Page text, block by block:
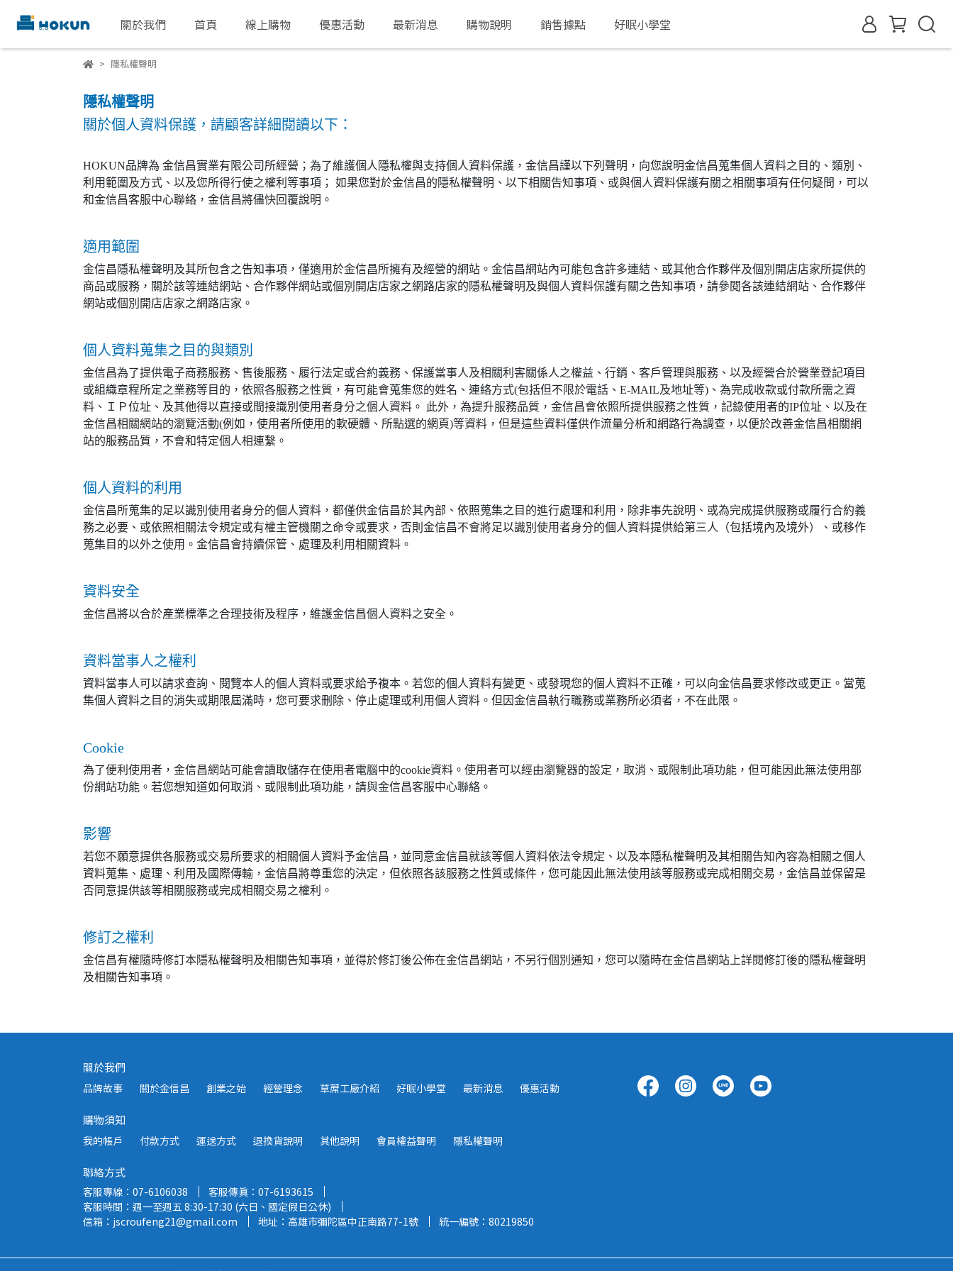
關於我們 首頁 線上購物 優惠活動 最新消息 購物說明 銷售據點 好眠小學堂
隱私權聲明
隱私權聲明
關於個人資料保護，請顧客詳細閱讀以下：
HOKUN品牌為 金信昌實業有限公司所經營；為了維護個人隱私權與支持個人資料保護，金信昌謹以下列聲明，向您說明金信昌蒐集個人資料之目的、類別、
利用範圍及方式、以及您所得行使之權利等事項； 如果您對於金信昌的隱私權聲明、以下相關告知事項、或與個人資料保護有關之相關事項有任何疑問，可以
和金信昌客服中心聯絡，金信昌將儘快回覆說明。
適用範圍
金信昌隱私權聲明及其所包含之告知事項，僅適用於金信昌所擁有及經營的網站。金信昌網站內可能包含許多連結、或其他合作夥伴及個別開店店家所提供的
商品或服務，關於該等連結網站、合作夥伴網站或個別開店店家之網路店家的隱私權聲明及與個人資料保護有關之告知事項，請參閱各該連結網站、合作夥伴
網站或個別開店店家之網路店家。
個人資料蒐集之目的與類別
金信昌為了提供電子商務服務、售後服務、履行法定或合約義務、保護當事人及相關利害關係人之權益、行銷、客戶管理與服務、以及經營合於營業登記項目
或組織章程所定之業務等目的，依照各服務之性質，有可能會蒐集您的姓名、連絡方式(包括但不限於電話、E-MAIL及地址等)、為完成收款或付款所需之資
料、ＩＰ位址、及其他得以直接或間接識別使用者身分之個人資料。 此外，為提升服務品質，金信昌會依照所提供服務之性質，記錄使用者的IP位址、以及在
金信昌相關網站的瀏覽活動(例如，使用者所使用的軟硬體、所點選的網頁)等資料，但是這些資料僅供作流量分析和網路行為調查，以便於改善金信昌相關網
站的服務品質，不會和特定個人相連繫。
個人資料的利用
金信昌所蒐集的足以識別使用者身分的個人資料，都僅供金信昌於其內部、依照蒐集之目的進行處理和利用，除非事先說明、或為完成提供服務或履行合約義
務之必要、或依照相關法令規定或有權主管機關之命令或要求，否則金信昌不會將足以識別使用者身分的個人資料提供給第三人（包括境內及境外）、或移作
蒐集目的以外之使用。金信昌會持續保管、處理及利用相關資料。
資料安全
金信昌將以合於產業標準之合理技術及程序，維護金信昌個人資料之安全。
資料當事人之權利
資料當事人可以請求查詢、閱覽本人的個人資料或要求給予複本。若您的個人資料有變更、或發現您的個人資料不正確，可以向金信昌要求修改或更正。當蒐
集個人資料之目的消失或期限屆滿時，您可要求刪除、停止處理或利用個人資料。但因金信昌執行職務或業務所必須者，不在此限。
Cookie
為了便利使用者，金信昌網站可能會讀取儲存在使用者電腦中的cookie資料。使用者可以經由瀏覽器的設定，取消、或限制此項功能，但可能因此無法使用部
份網站功能。若您想知道如何取消、或限制此項功能，請與金信昌客服中心聯絡。
影響
若您不願意提供各服務或交易所要求的相關個人資料予金信昌，並同意金信昌就該等個人資料依法令規定、以及本隱私權聲明及其相關告知內容為相關之個人
資料蒐集、處理、利用及國際傳輸，金信昌將尊重您的決定，但依照各該服務之性質或條件，您可能因此無法使用該等服務或完成相關交易，金信昌並保留是
否同意提供該等相關服務或完成相關交易之權利。
修訂之權利
金信昌有權隨時修訂本隱私權聲明及相關告知事項，並得於修訂後公佈在金信昌網站，不另行個別通知，您可以隨時在金信昌網站上詳閱修訂後的隱私權聲明
及相關告知事項。
關於我們
品牌故事 關於金信昌 創業之始 經營理念 草蓆工廠介紹 好眠小學堂 最新消息 優惠活動
購物須知
我的帳戶 付款方式 運送方式 退換貨說明 其他說明 會員權益聲明 隱私權聲明
聯絡方式
客服專線：07-6106038
客服傳真：07-6193615
客服時間：週一至週五 8:30-17:30 (六日、國定假日公休)
信箱：jscroufeng21@gmail.com
地址：高雄市彌陀區中正南路77-1號 統一編號：80219850